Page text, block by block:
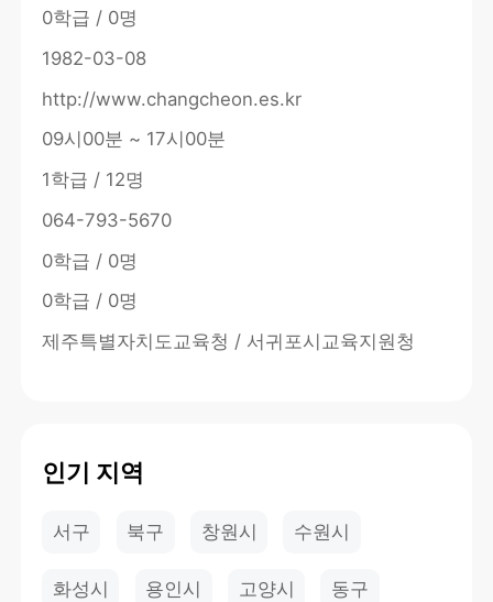
0학급 / 0명
1982-03-08
http://www.changcheon.es.kr
09시00분 ~ 17시00분
1학급 / 12명
064-793-5670
0학급 / 0명
0학급 / 0명
제주특별자치도교육청 / 서귀포시교육지원청
인기 지역
서구 북구 창원시 수원시
화성시 용인시 고양시 동구